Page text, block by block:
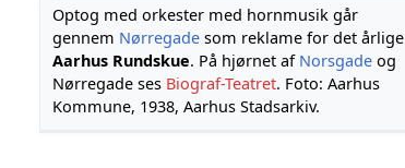
Optog med orkester med hornmusik går
gennem Nørregade som reklame for det årlige
Aarhus Rundskue. På hjørnet af Norsgade og
Nørregade ses Biograf-Teatret. Foto: Aarhus
Kommune, 1938, Aarhus Stadsarkiv.